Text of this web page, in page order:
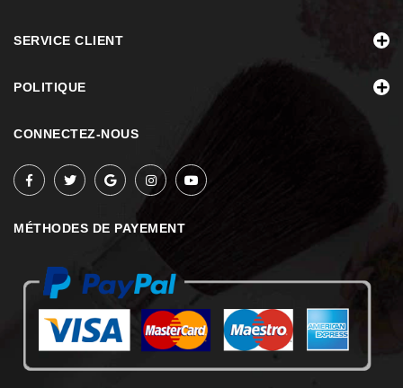
SERVICE CLIENT
POLITIQUE
CONNECTEZ-NOUS
MÉTHODES DE PAYEMENT